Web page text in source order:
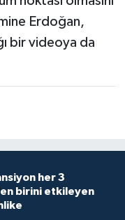
Erdoğan,
bir videoya da
her 3
birini etkileyen